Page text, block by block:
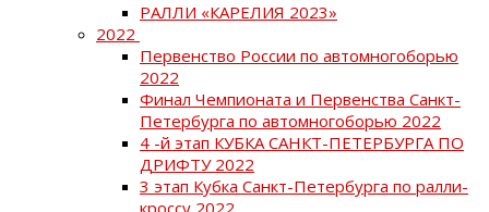
РАЛЛИ «КАРЕЛИЯ 2023»
2022
Первенство России по автомногоборью
2022
Финал Чемпионата и Первенства Санкт-
Петербурга по автомногоборью 2022
4 -й этап КУБКА САНКТ-ПЕТЕРБУРГА ПО
ДРИФТУ 2022
3 этап Кубка Санкт-Петербурга по ралли-
кроссу 2022